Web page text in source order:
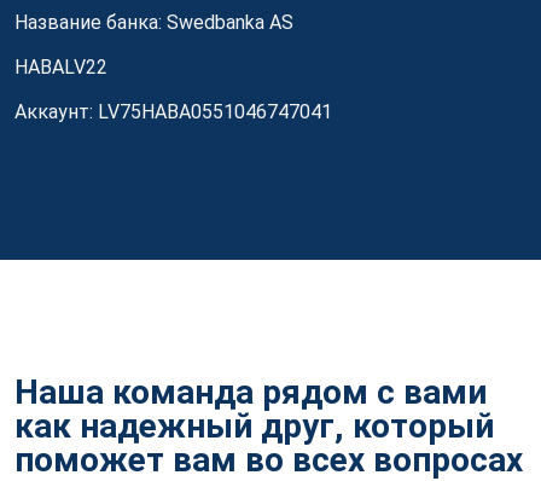
Название банка: Swedbanka AS
HABALV22
Аккаунт: LV75HABA0551046747041
Наша команда рядом с вами
как надежный друг, который
поможет вам во всех вопросах